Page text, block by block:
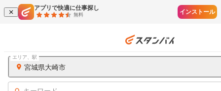
アプリで快適に仕事探し
無料 インストール
宮城県大崎市
エリア、駅